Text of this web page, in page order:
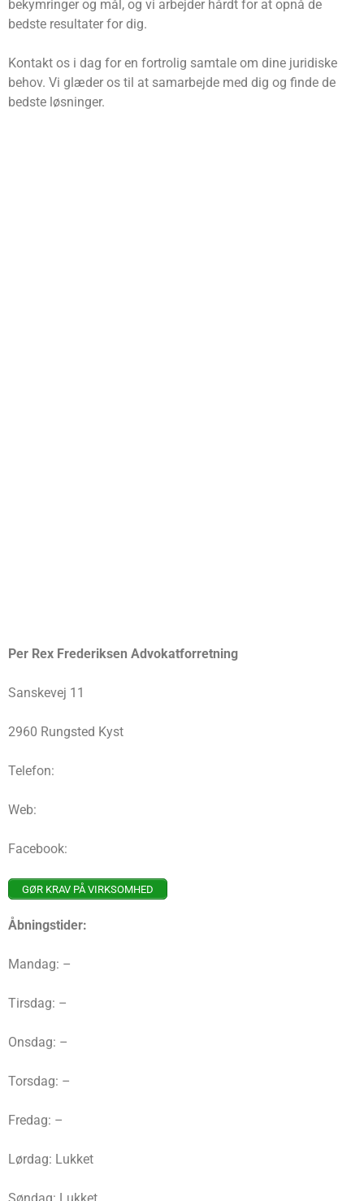
bekymringer og mål, og vi arbejder hårdt for at opnå de
bedste resultater for dig.
Kontakt os i dag for en fortrolig samtale om dine juridiske
behov. Vi glæder os til at samarbejde med dig og finde de
bedste løsninger.
Per Rex Frederiksen Advokatforretning
Sanskevej 11
2960 Rungsted Kyst
Telefon:
Web:
Facebook:
GØR KRAV PÅ VIRKSOMHED
Åbningstider:
Mandag: –
Tirsdag: –
Onsdag: –
Torsdag: –
Fredag: –
Lørdag: Lukket